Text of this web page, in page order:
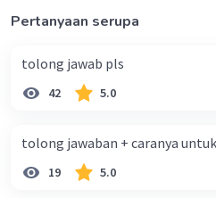
Pertanyaan serupa
tolong jawab pls
42 5.0
tolong jawaban + caranya
19 5.0